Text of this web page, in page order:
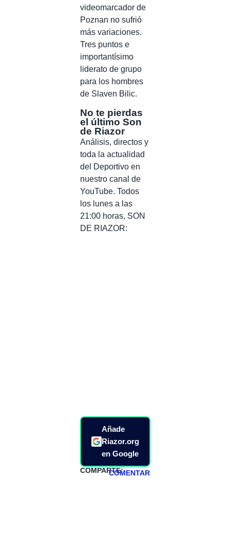
videomarcador de
Poznan no sufrió
más variaciones.
Tres puntos e
importantísimo
liderato de grupo
para los hombres
de Slaven Bilic.
No te pierdas
el último Son
de Riazor
Análisis, directos y
toda la actualidad
del Deportivo en
nuestro canal de
YouTube. Todos
los lunes a las
21:00 horas, SON
DE RIAZOR:
Añade
Riazor.org
en Google
COMPARTE:COMENTAR